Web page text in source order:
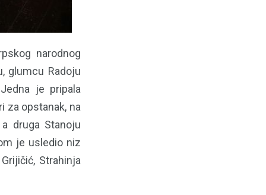
narodnog
glumcu Radoju
je pripala
za opstanak, na
druga Stanoju
je usledio niz
Strahinja